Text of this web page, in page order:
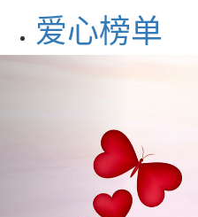
爱心榜单